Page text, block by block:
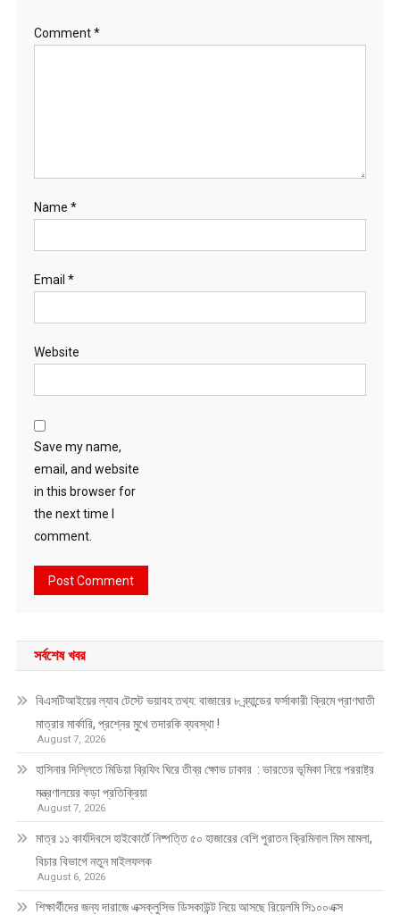
Comment*
Name *
Email *
Website
Save my name,
email, and website
in this browser for
the next time I
comment.
সর্বশেষ খবর
বিএসটিআইয়ের ল্যাব টেস্টে ভয়াবহ তথ্য: বাজারের ৮ ব্র্যান্ডের ফর্সাকারী ক্রিমে প্রাণঘাতী
মাত্রার মার্কারি, প্রশ্নের মুখে তদারকি ব্যবস্থা !
August 7, 2026
হাসিনার দিল্লিতে মিডিয়া ব্রিফিং ঘিরে তীব্র ক্ষোভ ঢাকার : ভারতের ভূমিকা নিয়ে পররাষ্ট্র
মন্ত্রণালয়ের কড়া প্রতিক্রিয়া
August 7, 2026
মাত্র ১১ কার্যদিবসে হাইকোর্টে নিষ্পত্তি ৫০ হাজারের বেশি পুরাতন ক্রিমিনাল মিস মামলা,
বিচার বিভাগে নতুন মাইলফলক
August 6, 2026
শিক্ষার্থীদের জন্য দারাজে এক্সক্লুসিভ ডিসকাউন্ট নিয়ে আসছে রিয়েলমি সি১০০এক্স